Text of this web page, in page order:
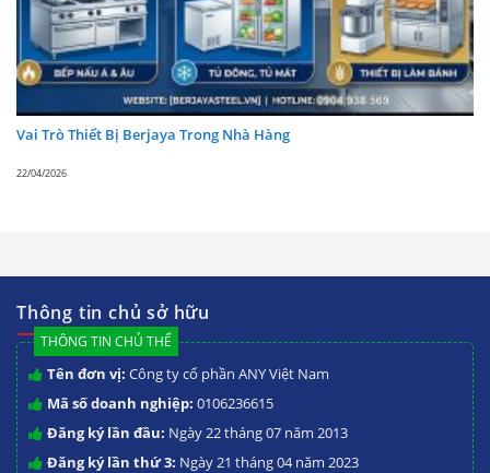
Vai Trò Thiết Bị Berjaya Trong Nhà Hàng
22/04/2026
Thông tin chủ sở hữu
THÔNG TIN CHỦ THỂ
Tên đơn vị: Công ty cổ phần ANY Việt Nam
Mã số doanh nghiệp: 0106236615
Đăng ký lần đầu: Ngày 22 tháng 07 năm 2013
Đăng ký lần thứ 3: Ngày 21 tháng 04 năm 2023